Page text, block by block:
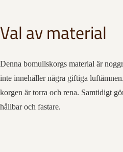
Val av material
Denna bomullskorgs material är
inte innehåller några giftiga
korgen är torra och rena. Samtidigt
hållbar och fastare.